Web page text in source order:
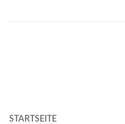
STARTSEITE